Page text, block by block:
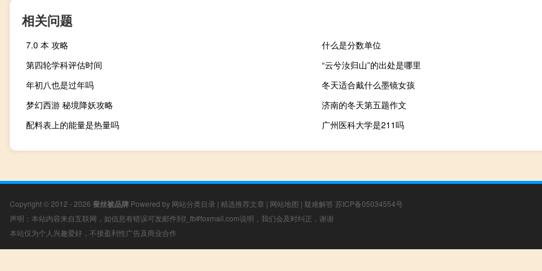
相关问题
7.0 本 攻略
什么是分数单位
第四轮学科评估时间
“云兮汝归山”的出处是哪里
年初八也是过年吗
冬天适合戴什么墨镜女孩
梦幻西游 秘境降妖攻略
济南的冬天第五题作文
配料表上的能量是热量吗
广州医科大学是211吗
Copyright © 2012 - 2026 蚕丝被品牌 Powered by 网站分类目录 | 精选推荐文章 | 网站地图 | 疑难解答 苏ICP备05034554号
声明：本站内容来自互联网，如信息有错误可发邮件到f_fb#foxmail.com说明，我们会及时纠正，谢谢
本站仅为个人兴趣爱好，不接盈利性广告及商业合作